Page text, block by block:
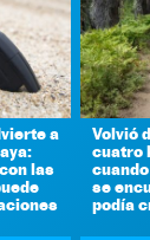
a
las
Volvió
cuatro
se
podía